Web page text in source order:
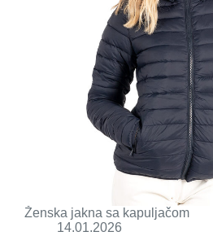
Ženska jakna sa kapuljačom
14.01.2026